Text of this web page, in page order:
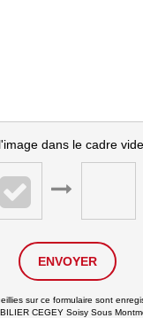
dans le cadre
ENVOYER
sur ce formulaire sont
CEGEY Soisy Sous